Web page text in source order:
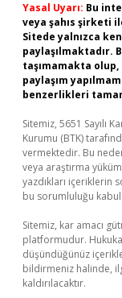
Yasal Uyarı: Bu
veya şahıs şirketi
Sitede yalnızca
paylaşılmaktadır.
taşımamakta
paylaşım
benzerlikleri
Sitemiz, 5651 Sayılı
Kurumu (BTK)
vermektedir. Bu
veya araştırma
yazdıkları içeriklerin
bu sorumluluğu kabul
Sitemiz, kar amacı
platformudur.
düşündüğünüz
bildirmeniz halinde,
kaldırılacaktır.